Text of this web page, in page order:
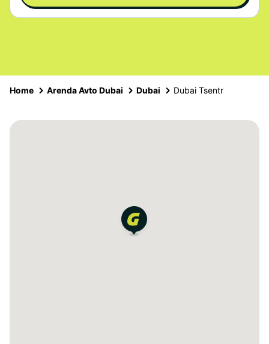
Home Arenda Avto Dubai Dubai Dubai Tsentr